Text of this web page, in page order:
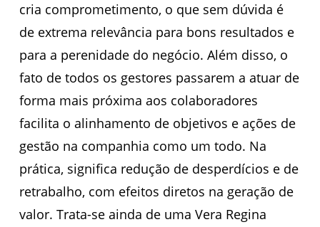
cria comprometimento, o que sem dúvida é
de extrema relevância para bons resultados e
para a perenidade do negócio. Além disso, o
fato de todos os gestores passarem a atuar de
forma mais próxima aos colaboradores
facilita o alinhamento de objetivos e ações de
gestão na companhia como um todo. Na
prática, significa redução de desperdícios e de
retrabalho, com efeitos diretos na geração de
valor. Trata-se ainda de uma Vera Regina